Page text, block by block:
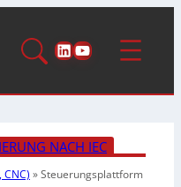
LinkedIn
YouTube
NACH IEC
CNC) »Steuerungsplattform